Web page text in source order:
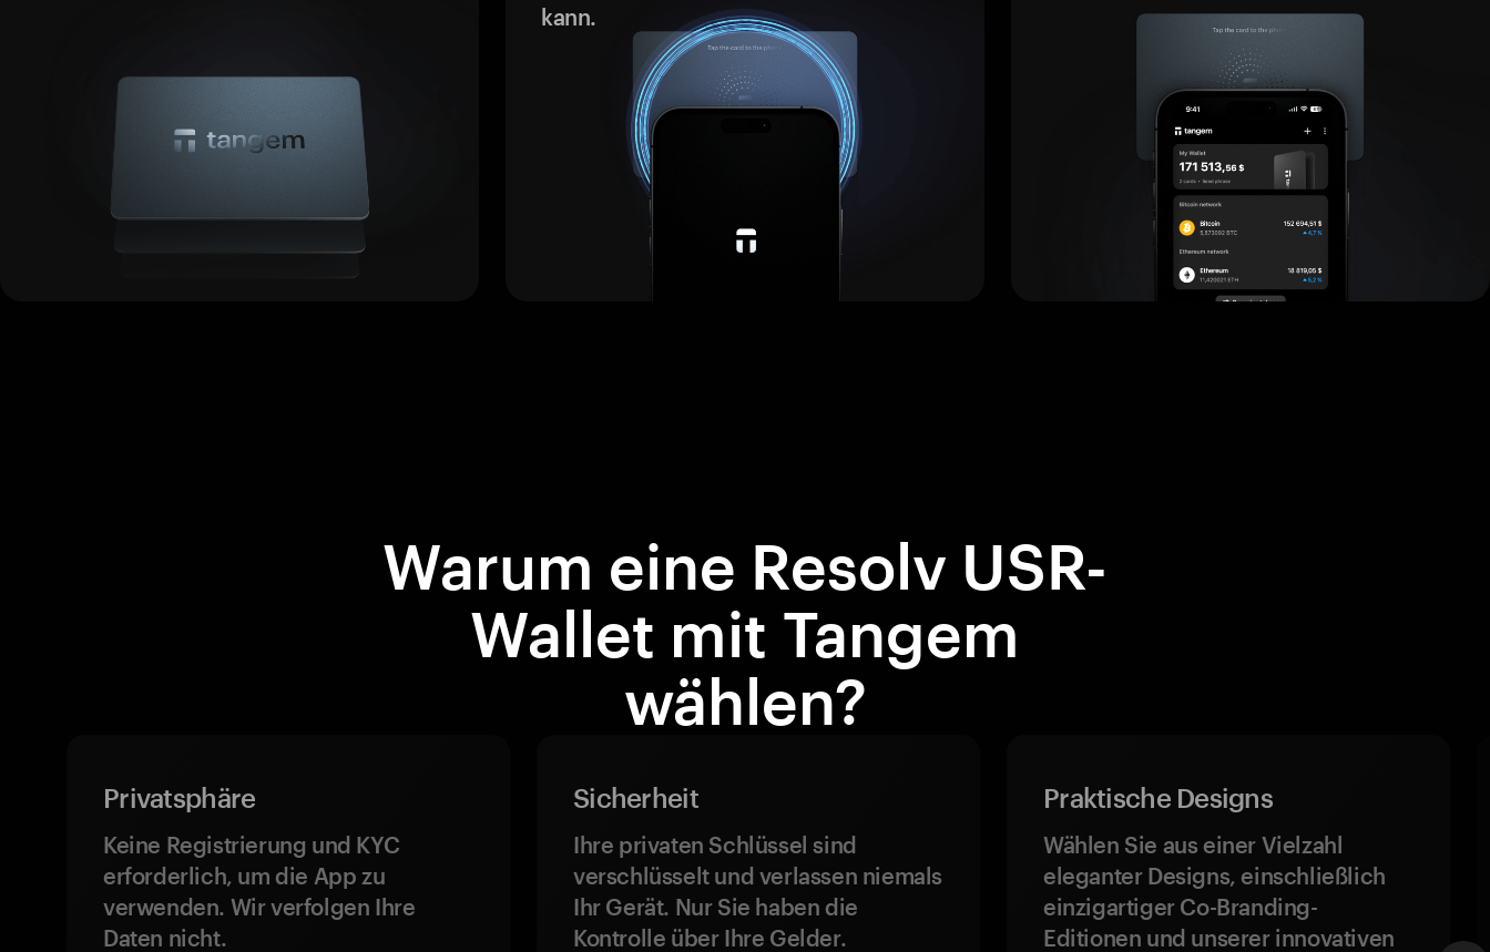
kann.
Warum eine Resolv USR-
Wallet mit Tangem
wählen?
Privatsphäre
Keine Registrierung und KYC
erforderlich, um die App zu
verwenden. Wir verfolgen Ihre
Daten nicht.
Sicherheit
Ihre privaten Schlüssel sind
verschlüsselt und verlassen niemals
Ihr Gerät. Nur Sie haben die
Kontrolle über Ihre Gelder.
Praktische Designs
Wählen Sie aus einer Vielzahl
eleganter Designs, einschließlich
einzigartiger Co-Branding-
Editionen und unserer innovativen